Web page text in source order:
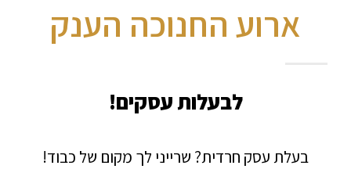
ארוע החנוכה הענק
לבעלות עסקים!
בעלת עסק חרדית? שרייני לך מקום של כבוד!